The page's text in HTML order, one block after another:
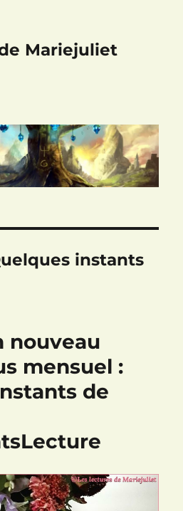
Mariejuliet
instants
nouveau
mensuel :
de